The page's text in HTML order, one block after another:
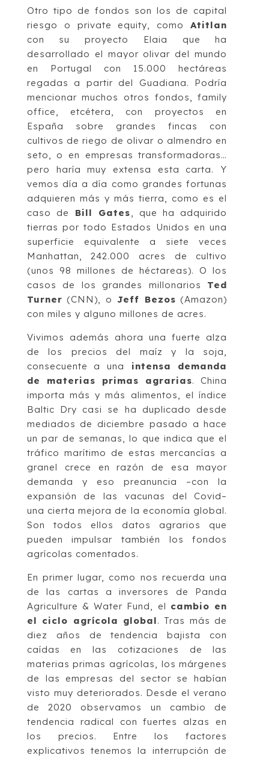
Otro tipo de fondos son los de capital
riesgo o private equity, comoAtitlan
con su proyecto Elaia que ha
desarrollado el mayor olivar del mundo
en Portugal con 15.000 hectáreas
regadas a partir del Guadiana. Podría
mencionar muchos otros fondos, family
office, etcétera, con proyectos en
España sobre grandes fincas con
cultivos de riego de olivar o almendro en
seto, o en empresas transformadoras…
pero haría muy extensa esta carta. Y
vemos día a día como grandes fortunas
adquieren más y más tierra, como es el
caso de
Bill Gates, que ha adquirido
tierras por todo Estados Unidos en una
superficie equivalente a siete veces
Manhattan, 242.000 acres de cultivo
(unos 98 millones de héctareas). O los
casos de los grandes millonarios Ted
Turner (CNN), o Jeff Bezos (Amazon)
con miles y alguno millones de acres.
Vivimos además ahora una fuerte alza
de los precios del maíz y la soja,
consecuente a una
intensa demanda
de materias primas agrarias. China
importa más y más alimentos, el índice
Baltic Dry casi se ha duplicado desde
mediados de diciembre pasado a hace
un par de semanas, lo que indica que el
tráfico marítimo de estas mercancías a
granel crece en razón de esa mayor
demanda y eso preanuncia –con la
expansión de las vacunas del Covid–
una cierta mejora de la economía global.
Son todos ellos datos agrarios que
pueden impulsar también los fondos
agrícolas comentados.
En primer lugar, como nos recuerda una
de las cartas a inversores de Panda
Agri­culture & Water Fund, el cambio en
el ciclo agrícola global. Tras más de
diez años de tendencia bajista con
caídas en las cotizaciones de las
materias primas agrícolas, los márgenes
de las empresas del sector se habían
visto muy deteriorados. Desde el verano
de 2020 observamos un cambio de
tendencia radical con fuertes alzas en
los precios. Entre los factores
explicativos tenemos la interrupción de